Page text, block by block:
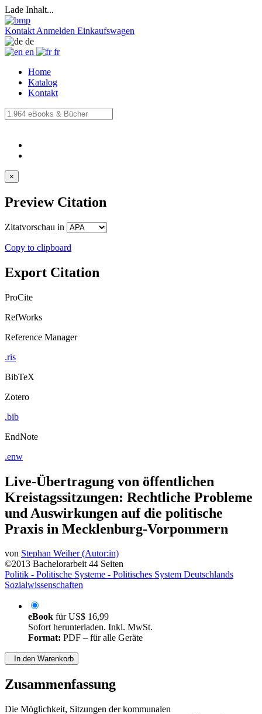
Lade Inhalt...
Kontakt Anmelden Einkaufswagen
de
en
fr
Home
Katalog
Kontakt
×
Preview Citation
Zitatvorschau in
Copy to clipboard
Export Citation
ProCite
RefWorks
Reference Manager
.ris
BibTeX
Zotero
.bib
EndNote
.enw
Live-Übertragung von öffentlichen
Kreistagssitzungen: Rechtliche Probleme
und Auswirkungen auf die politische
Praxis in Mecklenburg-Vorpommern
vonStephan Weiher (Autor:in)
©2013 Bachelorarbeit
Sozialwissenschaften
eBookfürUS$ 16,99
Format:PDF – für alle Geräte
In den Warenkorb
Zusammenfassung